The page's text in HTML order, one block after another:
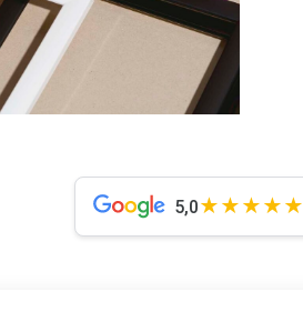
5,0★★★★★